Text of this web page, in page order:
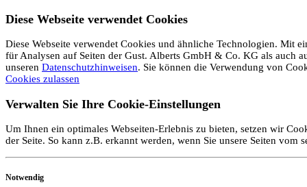
Diese Webseite verwendet Cookies
Diese Webseite verwendet Cookies und ähnliche Technologien. Mit
für Analysen auf Seiten der Gust. Alberts GmbH & Co. KG als auch
unseren Datenschutzhinweisen. Sie können die Verwendung von
Cookies zulassen
Verwalten Sie Ihre Cookie-Einstellungen
Um Ihnen ein optimales Webseiten-Erlebnis zu bieten, setzen wir
der Seite. So kann z.B. erkannt werden, wenn Sie unsere Seiten
Notwendig